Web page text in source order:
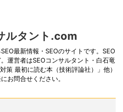
ルタント.com
最新情報・SEOのサイトです。SEO
運営者はSEOコンサルタント・白石竜
策 最初に読む本（技術評論社）」他）
お問合せください。